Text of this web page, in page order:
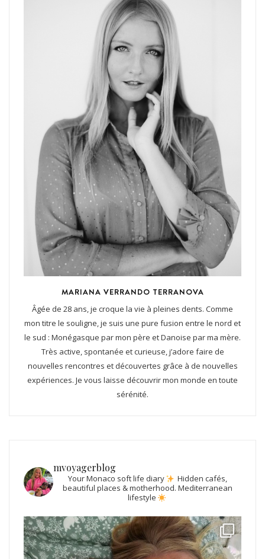
MARIANA VERRANDO TERRANOVA
Âgée de 28 ans, je croque la vie à pleines dents. Comme
mon titre le souligne, je suis une pure fusion entre le nord et
le sud : Monégasque par mon père et Danoise par ma mère.
Très active, spontanée et curieuse, j’adore faire de
nouvelles rencontres et découvertes grâce à de nouvelles
expériences. Je vous laisse découvrir mon monde en toute
sérénité.
mvoyagerblog
Your Monaco soft life diary
Hidden cafés,
beautiful places & motherhood. Mediterranean
lifestyle